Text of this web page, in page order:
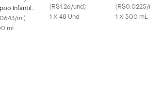
Infantil
Prolongado
ml)
mL
(R$1.26/und)
1 X 48 Und
Dosador 500ml
(R$0.0225/ml
1 X 500 mL